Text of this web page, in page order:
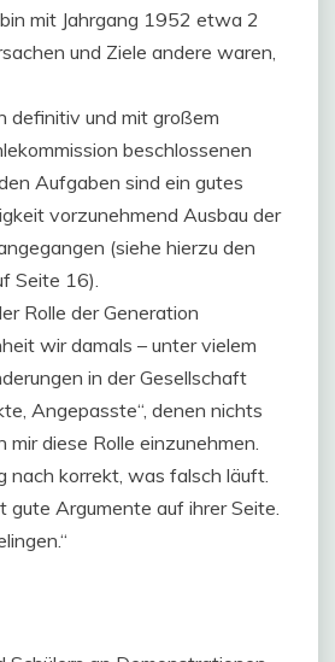
mit Jahrgang 1952 etwa 2
und Ziele andere waren,
definitiv und mit großem
beschlossenen
Aufgaben sind ein gutes
vorzunehmend Ausbau der
(siehe hierzu den
Seite 16).
Rolle der Generation
wir damals – unter vielem
in der Gesellschaft
Angepasste“, denen nichts
diese Rolle einzunehmen.
nach korrekt, was falsch läuft.
gute Argumente auf ihrer Seite.